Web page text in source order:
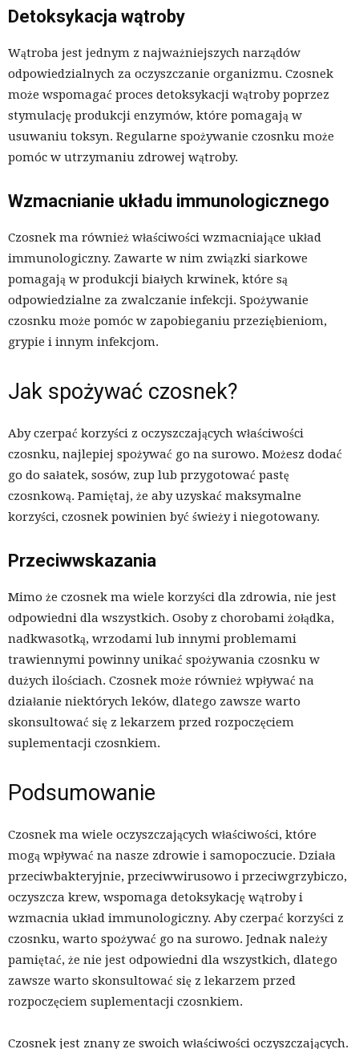
Detoksykacja wątroby
Wątroba jest jednym z najważniejszych narządów
odpowiedzialnych za oczyszczanie organizmu. Czosnek
może wspomagać proces detoksykacji wątroby poprzez
stymulację produkcji enzymów, które pomagają w
usuwaniu toksyn. Regularne spożywanie czosnku może
pomóc w utrzymaniu zdrowej wątroby.
Wzmacnianie układu immunologicznego
Czosnek ma również właściwości wzmacniające układ
immunologiczny. Zawarte w nim związki siarkowe
pomagają w produkcji białych krwinek, które są
odpowiedzialne za zwalczanie infekcji. Spożywanie
czosnku może pomóc w zapobieganiu przeziębieniom,
grypie i innym infekcjom.
Jak spożywać czosnek?
Aby czerpać korzyści z oczyszczających właściwości
czosnku, najlepiej spożywać go na surowo. Możesz dodać
go do sałatek, sosów, zup lub przygotować pastę
czosnkową. Pamiętaj, że aby uzyskać maksymalne
korzyści, czosnek powinien być świeży i niegotowany.
Przeciwwskazania
Mimo że czosnek ma wiele korzyści dla zdrowia, nie jest
odpowiedni dla wszystkich. Osoby z chorobami żołądka,
nadkwasotką, wrzodami lub innymi problemami
trawiennymi powinny unikać spożywania czosnku w
dużych ilościach. Czosnek może również wpływać na
działanie niektórych leków, dlatego zawsze warto
skonsultować się z lekarzem przed rozpoczęciem
suplementacji czosnkiem.
Podsumowanie
Czosnek ma wiele oczyszczających właściwości, które
mogą wpływać na nasze zdrowie i samopoczucie. Działa
przeciwbakteryjnie, przeciwwirusowo i przeciwgrzybiczo,
oczyszcza krew, wspomaga detoksykację wątroby i
wzmacnia układ immunologiczny. Aby czerpać korzyści z
czosnku, warto spożywać go na surowo. Jednak należy
pamiętać, że nie jest odpowiedni dla wszystkich, dlatego
zawsze warto skonsultować się z lekarzem przed
rozpoczęciem suplementacji czosnkiem.
Czosnek jest znany ze swoich właściwości oczyszczających.